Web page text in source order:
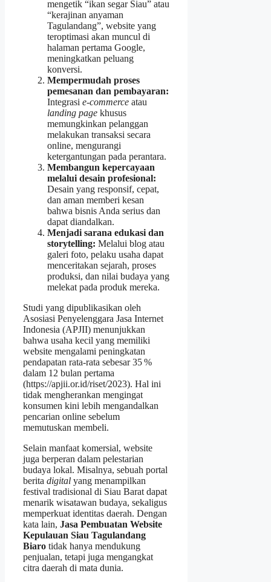
mengetik “ikan segar Siau” atau
“kerajinan anyaman
Tagulandang”, website yang
teroptimasi akan muncul di
halaman pertama Google,
meningkatkan peluang
konversi.
Mempermudah proses
pemesanan dan pembayaran:
Integrasi e‑commerce atau
landing page khusus
memungkinkan pelanggan
melakukan transaksi secara
online, mengurangi
ketergantungan pada perantara.
Membangun kepercayaan
melalui desain profesional:
Desain yang responsif, cepat,
dan aman memberi kesan
bahwa bisnis Anda serius dan
dapat diandalkan.
Menjadi sarana edukasi dan
storytelling: Melalui blog atau
galeri foto, pelaku usaha dapat
menceritakan sejarah, proses
produksi, dan nilai budaya yang
melekat pada produk mereka.
Studi yang dipublikasikan oleh
Asosiasi Penyelenggara Jasa Internet
Indonesia (APJII) menunjukkan
bahwa usaha kecil yang memiliki
website mengalami peningkatan
pendapatan rata‑rata sebesar 35 %
dalam 12 bulan pertama
(https://apjii.or.id/riset/2023). Hal ini
tidak mengherankan mengingat
konsumen kini lebih mengandalkan
pencarian online sebelum
memutuskan membeli.
Selain manfaat komersial, website
juga berperan dalam pelestarian
budaya lokal. Misalnya, sebuah portal
berita digital yang menampilkan
festival tradisional di Siau Barat dapat
menarik wisatawan budaya, sekaligus
memperkuat identitas daerah. Dengan
kata lain, Jasa Pembuatan Website
Kepulauan Siau Tagulandang
Biaro tidak hanya mendukung
penjualan, tetapi juga mengangkat
citra daerah di mata dunia.